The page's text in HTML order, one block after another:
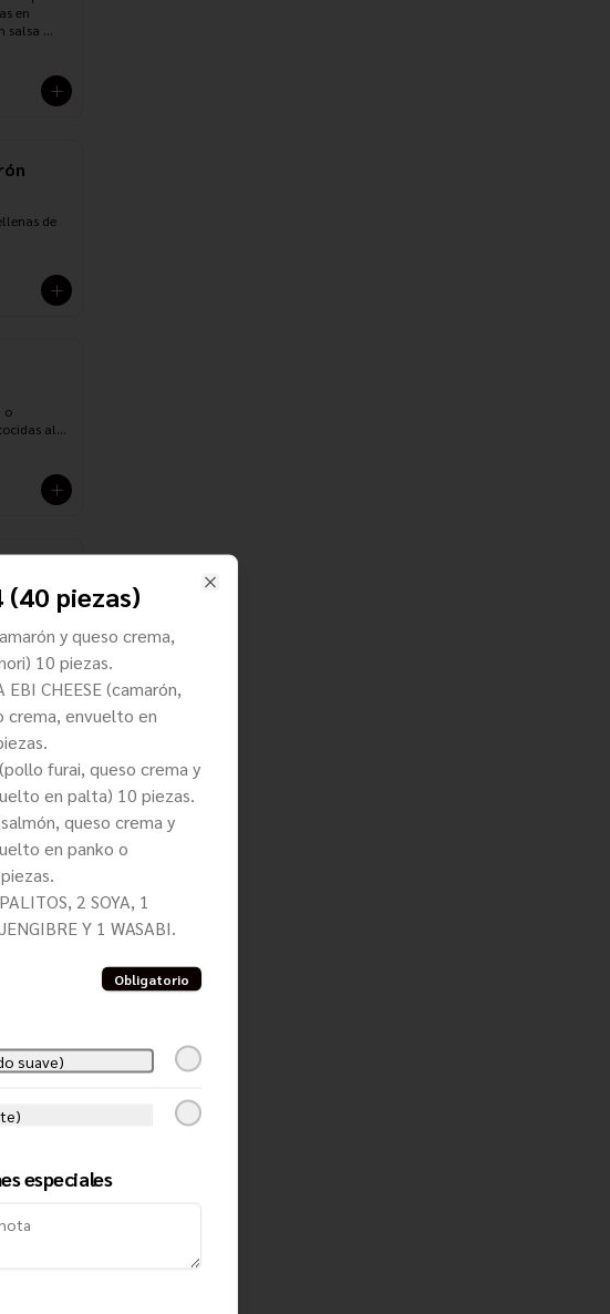
3
en
salsa
de
o
al
envueltos
en
y queso
queso
(40 piezas)
y queso crema,
10 piezas.
EBI CHEESE (camarón,
crema, envuelto en
furai, queso crema y
en palta) 10 piezas.
queso crema y
en panko o
2 SOYA, 1
Y 1 WASABI.
Obligatorio
suave)
especiales